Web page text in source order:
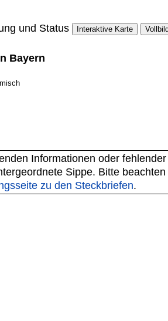
und Status Interaktive Karte
Bayern
Informationen oder
Sippe. Bitte
zu den Steckbriefen.